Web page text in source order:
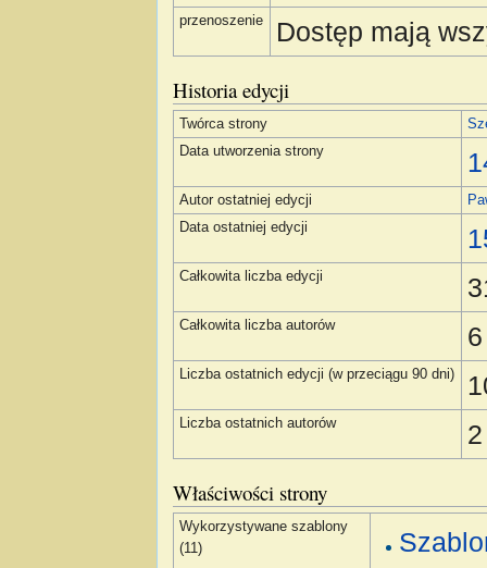
przenoszenie Dostęp mają
Historia edycji
Twórca strony
Data utworzenia strony
Autor ostatniej edycji
Data ostatniej edycji
Całkowita liczba edycji
Całkowita liczba autorów 6
Liczba ostatnich edycji (w przeciągu 90 dni)
Liczba ostatnich autorów 2
Właściwości strony
Wykorzystywane szablony
(11)